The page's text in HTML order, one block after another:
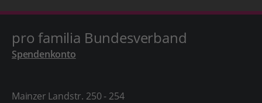
pro familia Bundesverband
Spendenkonto
Mainzer Landstr. 250 - 254